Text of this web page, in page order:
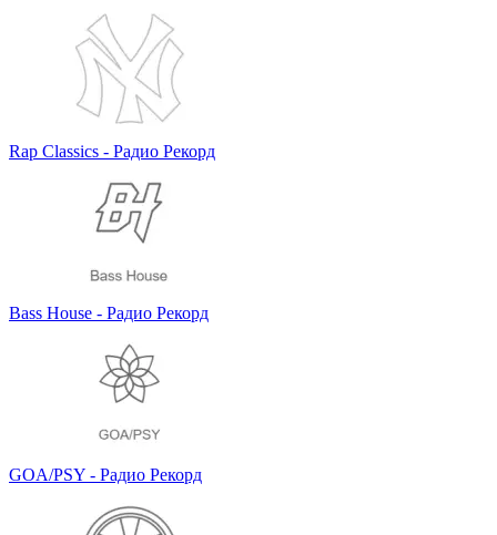
Rap Classics - Радио Рекорд
Bass House - Радио Рекорд
GOA/PSY - Радио Рекорд